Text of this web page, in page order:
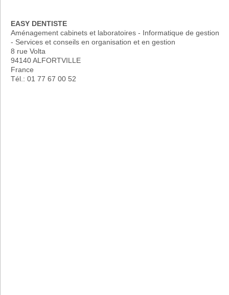
EASY DENTISTE
Aménagement cabinets et laboratoires - Informatique de gestion
- Services et conseils en organisation et en gestion
8 rue Volta
94140 ALFORTVILLE
France
Tél.: 01 77 67 00 52